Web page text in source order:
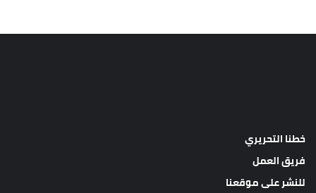
خطنا التحريري
فريق العمل
للنشر على موقعنا